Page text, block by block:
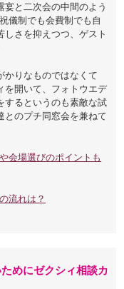
と二次会の中間のよう
儀制でも会費制でも自
さを抑えつつ、ゲスト
かりなものではなくて
を開いて、フォトウエデ
するというのも素敵な試
とのプチ同窓会を兼ねて
会場選びのポイントも
流れは？
めにゼクシィ相談カ